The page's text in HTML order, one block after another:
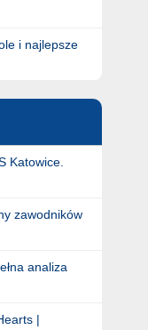
i najlepsze
Katowice.
zawodników
analiza
|